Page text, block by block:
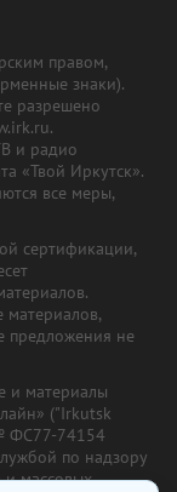
правом,
знаки).
разрешено
и радио
«Твой Иркутск».
все меры,
сертификации,
материалов,
предложения не
и материалы
("Irkutsk
ФС77-74154
по надзору
и массовых